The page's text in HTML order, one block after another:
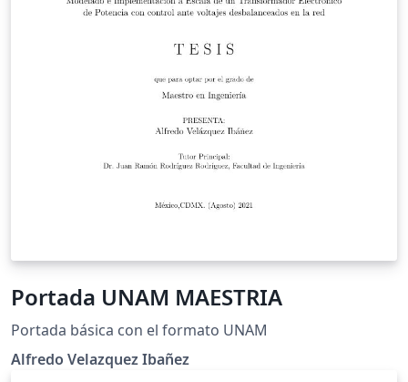
Portada UNAM MAESTRIA
Portada básica con el formato UNAM
Alfredo Velazquez Ibañez